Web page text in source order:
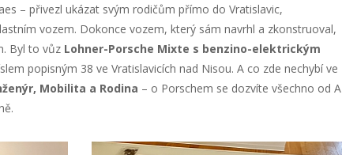
– přivezl ukázat svým rodičům přímo do Vratislavic,
vozem. Dokonce vozem, který sám navrhl a zkonstruoval,
Byl to vůz Lohner-Porsche Mixte s benzino-elektrickým
popisným 38 ve Vratislavicích nad Nisou. A co zde nechybí ve
Mobilita a Rodina – o Porschem se dozvíte všechno od A